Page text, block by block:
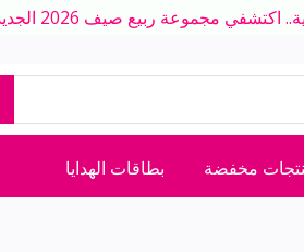
ربيع صيف 2026 الجديدة بلمسة عصرية
مخفضة بطاقات الهدايا